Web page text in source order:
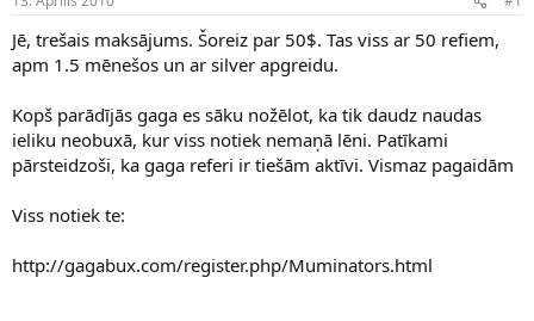
n
a
u
z
ā
c
ē
a
t
u
m
Jē, trešais maksājums. Šoreiz par 50$. Tas viss ar 50 refiem,
apm 1.5 mēnešos un ar silver apgreidu.
Kopš parādījās gaga es sāku nožēlot, ka tik daudz naudas
ieliku neobuxā, kur viss notiek nemaņā lēni. Patīkami
pārsteidzoši, ka gaga referi ir tiešām aktīvi. Vismaz pagaidām
Viss notiek te:
http://gagabux.com/register.php/Muminators.html